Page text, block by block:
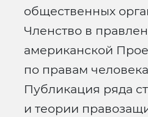
общественных
Членство в
американской
по правам человека
Публикация ряда
и теории